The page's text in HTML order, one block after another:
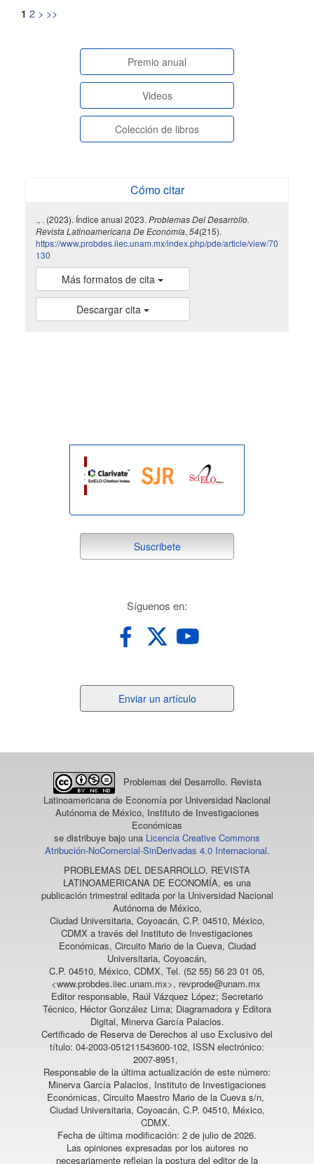
1 2 > >>
paginasespeciales
Premio anual
Videos
Colección de libros
Cómo citar
., . (2023). Índice anual 2023. Problemas Del Desarrollo.
Revista Latinoamericana De Economía, 54(215).
https://www.probdes.iiec.unam.mx/index.php/pde/article/view/70
130
Más formatos de cita
Descargar cita
suscribete
Suscribete
Síguenos en:
un
Enviar un artículo
Problemas del Desarrollo. Revista
Latinoamericana de Economía por Universidad Nacional
Autónoma de México, Instituto de Investigaciones
Económicas
se distribuye bajo una Licencia Creative Commons
Atribución-NoComercial-SinDerivadas 4.0 Internacional.
PROBLEMAS DEL DESARROLLO. REVISTA
LATINOAMERICANA DE ECONOMÍA, es una
publicación trimestral editada por la Universidad Nacional
Autónoma de México,
Ciudad Universitaria, Coyoacán, C.P. 04510, México,
CDMX a través del Instituto de Investigaciones
Económicas, Circuito Mario de la Cueva, Ciudad
Universitaria, Coyoacán,
C.P. 04510, México, CDMX, Tel. (52 55) 56 23 01 05,
<www.probdes.iiec.unam.mx>, revprode@unam.mx
Editor responsable, Raúl Vázquez López; Secretario
Técnico, Héctor González Lima; Diagramadora y Editora
Digital, Minerva García Palacios.
Certificado de Reserva de Derechos al uso Exclusivo del
título: 04-2003-051211543600-102, ISSN electrónico:
2007-8951,
Responsable de la última actualización de este número:
Minerva García Palacios, Instituto de Investigaciones
Económicas, Circuito Maestro Mario de la Cueva s/n,
Ciudad Universitaria, Coyoacán, C.P. 04510, México,
CDMX.
Fecha de última modificación: 2 de julio de 2026.
Las opiniones expresadas por los autores no
necesariamente reflejan la postura del editor de la